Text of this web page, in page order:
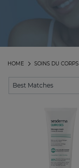
SOINS DU CORPS
HOME